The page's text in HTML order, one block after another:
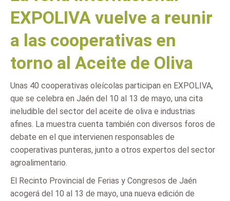
EXPOLIVA vuelve a reunir
a las cooperativas en
torno al Aceite de Oliva
Unas 40 cooperativas oleícolas participan en EXPOLIVA,
que se celebra en Jaén del 10 al 13 de mayo, una cita
ineludible del sector del aceite de oliva e industrias
afines. La muestra cuenta también con diversos foros de
debate en el que intervienen responsables de
cooperativas punteras, junto a otros expertos del sector
agroalimentario.
El Recinto Provincial de Ferias y Congresos de Jaén
acogerá del 10 al 13 de mayo, una nueva edición de